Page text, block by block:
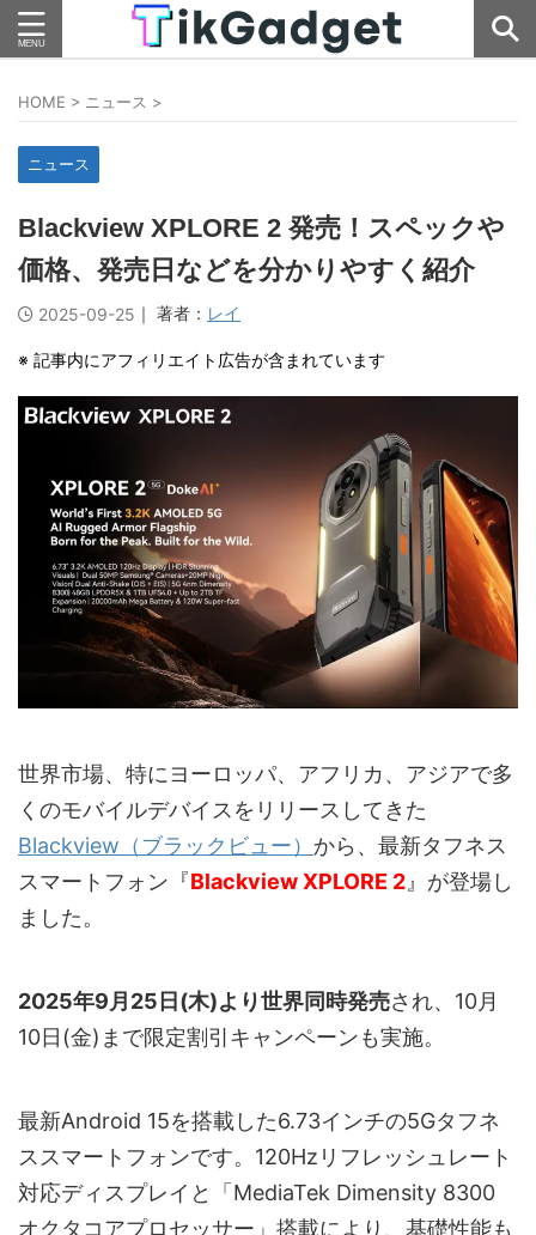
HOME > ニュース >
ニュース
Blackview XPLORE 2 発売！スペックや
価格、発売日などを分かりやすく紹介
2025-09-25 ｜ 著者： レイ
※ 記事内にアフィリエイト広告が含まれています
世界市場、特にヨーロッパ、アフリカ、アジアで多
くのモバイルデバイスをリリースしてきた
Blackview（ブラックビュー） から、最新タフネス
スマートフォン『Blackview XPLORE 2』が登場し
ました。
2025年9月25日(木)より世界同時発売され、10月
10日(金)まで限定割引キャンペーンも実施。
最新Android 15を搭載した6.73インチの5Gタフネ
ススマートフォンです。120Hzリフレッシュレート
対応ディスプレイと「MediaTek Dimensity 8300
オクタコアプロセッサー」搭載により、基礎性能も